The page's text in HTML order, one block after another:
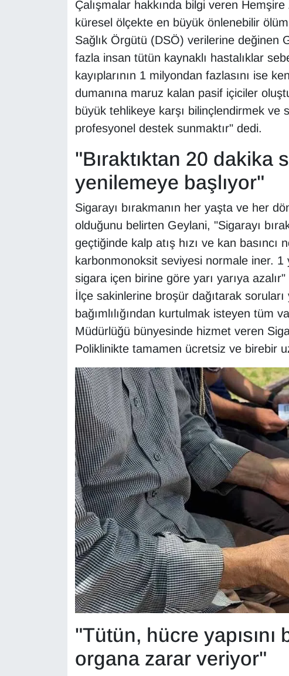
Çalışmalar hakkında bilgi veren
küresel ölçekte en büyük önlenebilir
Sağlık Örgütü (DSÖ) verilerine değinen
fazla insan tütün kaynaklı hastalıklar
kayıplarının 1 milyondan fazlasını ise
dumanına maruz kalan pasif içiciler
büyük tehlikeye karşı bilinçlendirmek ve
profesyonel destek sunmaktır" dedi.
"Bıraktıktan 20 dakika
yenilemeye başlıyor"
Sigarayı bırakmanın her yaşta ve her
olduğunu belirten Geylani, "Sigarayı
geçtiğinde kalp atış hızı ve kan
karbonmonoksit seviyesi normale iner. 1
sigara içen birine göre yarı yarıya
İlçe sakinlerine broşür dağıtarak
bağımlılığından kurtulmak isteyen tüm
Müdürlüğü bünyesinde hizmet veren
Poliklinikte tamamen ücretsiz ve birebir
"Tütün, hücre
organa zarar veriyor"
TEKNOLOJİ
VAN'DA SPOR